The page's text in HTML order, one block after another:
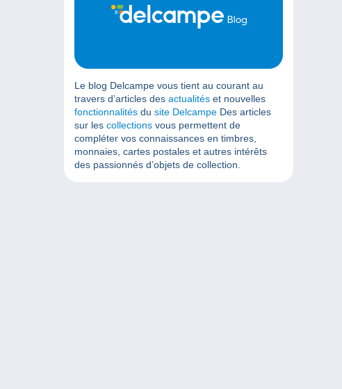
Le blog Delcampe vous tient au courant au
travers d’articles des actualités et nouvelles
fonctionnalités du site Delcampe Des articles
sur les collections vous permettent de
compléter vos connaissances en timbres,
monnaies, cartes postales et autres intérêts
des passionnés d’objets de collection.